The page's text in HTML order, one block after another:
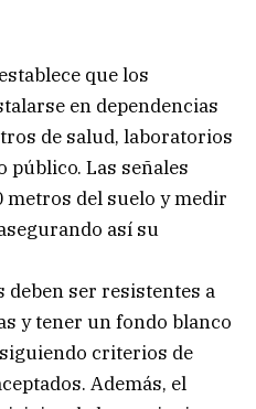
que los
en dependencias
de salud, laboratorios
público. Las señales
metros del suelo y medir
así su
ser resistentes a
y tener un fondo blanco
criterios de
Además, el